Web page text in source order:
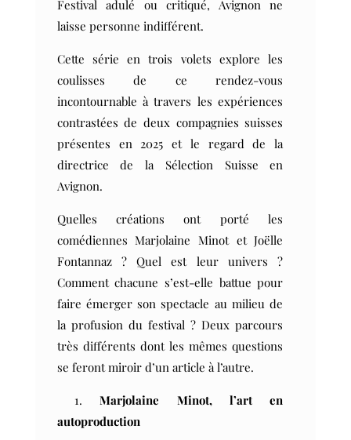
Festival adulé ou critiqué, Avignon ne
laisse personne indifférent.
Cette série en trois volets explore les
coulisses de ce rendez-vous
incontournable à travers les expériences
contrastées de deux compagnies suisses
présentes en 2025 et le regard de la
directrice de la Sélection Suisse en
Avignon.
Quelles créations ont porté les
comédiennes Marjolaine Minot et Joëlle
Fontannaz ? Quel est leur univers ?
Comment chacune s’est-elle battue pour
faire émerger son spectacle au milieu de
la profusion du festival ? Deux parcours
très différents dont les mêmes questions
se feront miroir d’un article à l’autre.
1.Marjolaine Minot, l’art en
autoproduction